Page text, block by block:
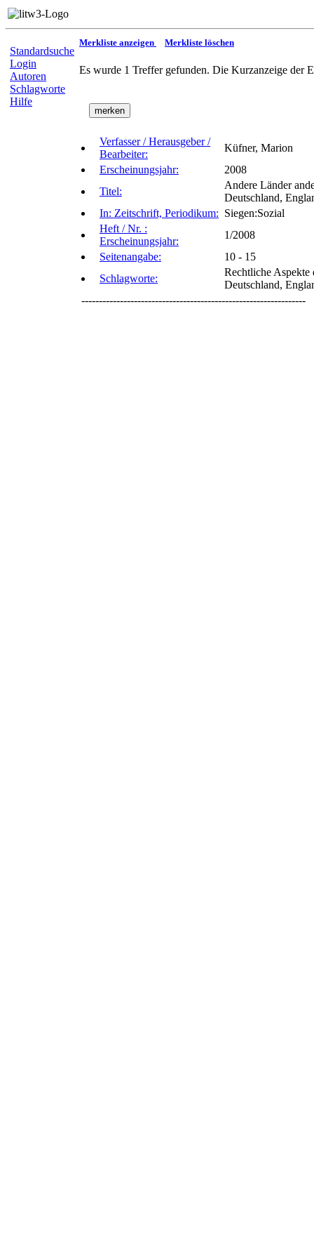
Standardsuche
Login
Autoren
Schlagworte
Hilfe
Merkliste anzeigen Merkliste löschen
Es wurde 1 Treffer gefunden. Die Kurzanzeige der
Verfasser / Herausgeber /
Bearbeiter:
Küfner, Marion
Erscheinungsjahr:
2008
Titel:
Andere Länder
Deutschland,
In: Zeitschrift, Periodikum: Siegen:Sozial
Heft / Nr. :
Erscheinungsjahr:
1/2008
Seitenangabe:
10 - 15
Schlagworte:
Rechtliche
Deutschland,
----------------------------------------------------------------